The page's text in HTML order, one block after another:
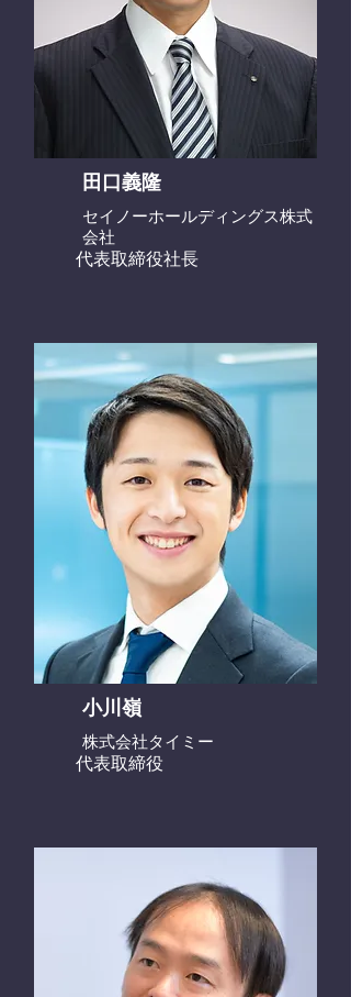
田口義隆
セイノーホールディングス株式
会社
代表取締役社長
小川嶺
株式会社タイミー
代表取締役